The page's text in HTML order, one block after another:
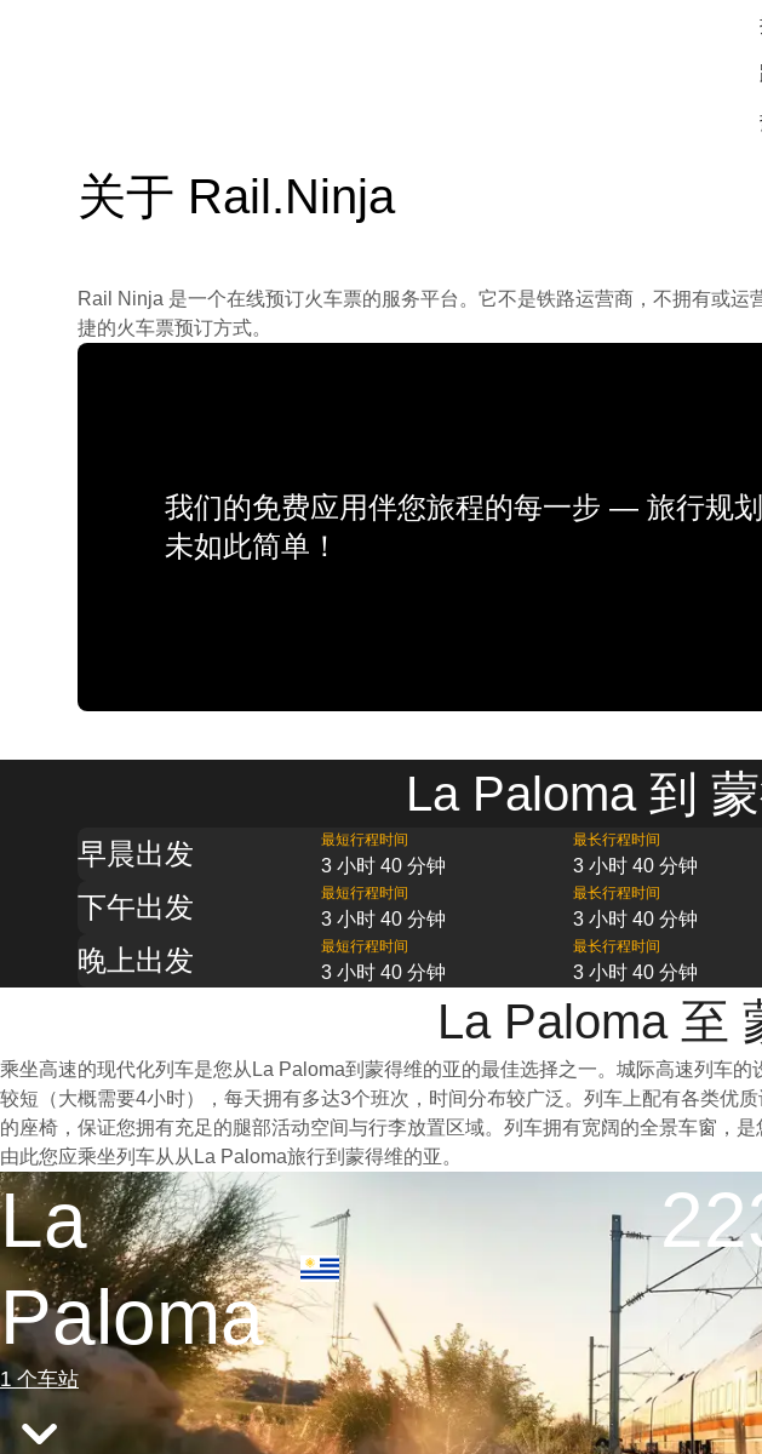
关于 Rail.Ninja
Rail Ninja 是一个在线预订火车票的服务平台。它不是铁路运营商，不拥有或
捷的火车票预订方式。
我们的免费应用伴您旅程的每一步 — 旅行规
未如此简单！
La Paloma 到
早晨出发 最短行程时间
3 小时 40 分钟
最长行程时间
3 小时 40 分钟
下午出发 最短行程时间
3 小时 40 分钟
最长行程时间
3 小时 40 分钟
晚上出发 最短行程时间
3 小时 40 分钟
最长行程时间
3 小时 40 分钟
La Paloma 至
乘坐高速的现代化列车是您从La Paloma到蒙得维的亚的最佳选择之一。城际高速列车
较短（大概需要4小时），每天拥有多达3个班次，时间分布较广泛。列车上配有各类优
的座椅，保证您拥有充足的腿部活动空间与行李放置区域。列车拥有宽阔的全景车窗，
由此您应乘坐列车从从La Paloma旅行到蒙得维的亚。
La
Paloma
1 个车站